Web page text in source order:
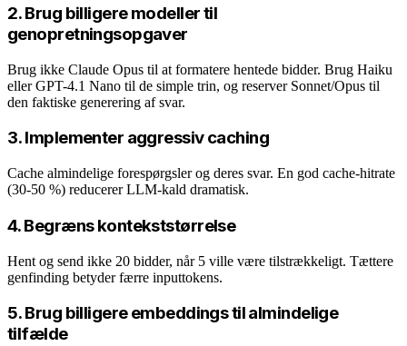
2. Brug billigere modeller til
genopretningsopgaver
Brug ikke Claude Opus til at formatere hentede bidder. Brug Haiku
eller GPT-4.1 Nano til de simple trin, og reserver Sonnet/Opus til
den faktiske generering af svar.
3. Implementer aggressiv caching
Cache almindelige forespørgsler og deres svar. En god cache-hitrate
(30-50 %) reducerer LLM-kald dramatisk.
4. Begræns kontekststørrelse
Hent og send ikke 20 bidder, når 5 ville være tilstrækkeligt. Tættere
genfinding betyder færre inputtokens.
5. Brug billigere embeddings til almindelige
tilfælde